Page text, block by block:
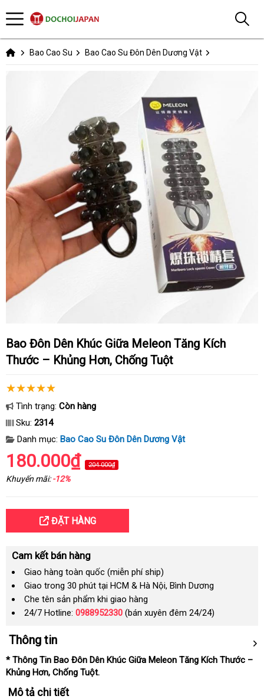
Bao Cao Su Bao Cao Su Đôn Dên Dương Vật
Bao Đôn Dên Khúc Giữa Meleon Tăng Kích
Thước – Khủng Hơn, Chống Tuột
Tình trạng: Còn hàng
Sku: 2314
Danh mục: Bao Cao Su Đôn Dên Dương Vật
180.000₫ 204.000₫
Khuyến mãi:-12%
ĐẶT HÀNG
Cam kết bán hàng
Giao hàng toàn quốc (miễn phí ship)
Giao trong 30 phút tại HCM & Hà Nội, Bình Dương
Che tên sản phẩm khi giao hàng
24/7 Hotline: 0988952330 (bán xuyên đêm 24/24)
Thông tin
* Thông Tin Bao Đôn Dên Khúc Giữa Meleon Tăng Kích Thước –
Khủng Hơn, Chống Tuột.
Mô tả chi tiết